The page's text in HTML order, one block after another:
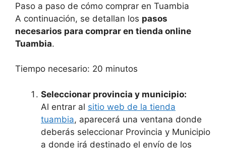
Paso a paso de cómo comprar en Tuambia
A continuación, se detallan los pasos
necesarios para comprar en tienda online
Tuambia.
Tiempo necesario: 20 minutos
Seleccionar provincia y municipio:
Al entrar al sitio web de la tienda
tuambia, aparecerá una ventana donde
deberás seleccionar Provincia y Municipio
a donde irá destinado el envío de los